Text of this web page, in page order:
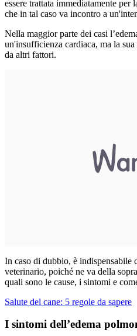
essere trattata immediatamente
che in tal caso va incontro a
Nella maggior parte dei casi
un'insufficienza cardiaca, ma la sua
da altri fattori.
In caso di dubbio, è indispensabile
veterinario, poiché ne va della
quali sono le cause, i sintomi e
Salute del cane: 5 regole da sapere
I sintomi dell’edema